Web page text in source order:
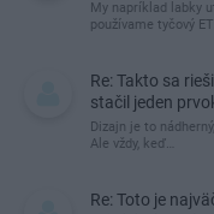
My napríklad labky
používame tyčový
Re: Takto sa
stačil jeden
Dizajn je to
Ale vždy, keď…
Re: Toto je